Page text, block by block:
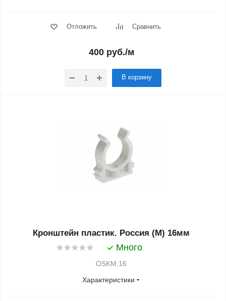
Отложить Сравнить
400руб./м
В корзину
Кронштейн пластик. Россия (М) 16мм
Много
OSKM.16
Характеристики